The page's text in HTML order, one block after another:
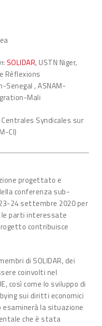
: SOLIDAR, USTN Niger,
Réflexions
, ASNAM-
Mali
Syndicales sur
CI)
progettato e
conferenza sub-
24 settembre 2020 per
parti interessate
contribuisce
di SOLIDAR, dei
coinvolti nel
così come lo sviluppo di
sui diritti economici
la situazione
che è stata